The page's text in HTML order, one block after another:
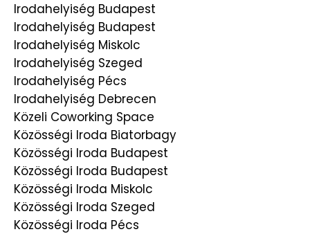
Irodahelyiség Budapest
Irodahelyiség Budapest
Irodahelyiség Miskolc
Irodahelyiség Szeged
Irodahelyiség Pécs
Irodahelyiség Debrecen
Közeli Coworking Space
Közösségi Iroda Biatorbagy
Közösségi Iroda Budapest
Közösségi Iroda Budapest
Közösségi Iroda Miskolc
Közösségi Iroda Szeged
Közösségi Iroda Pécs